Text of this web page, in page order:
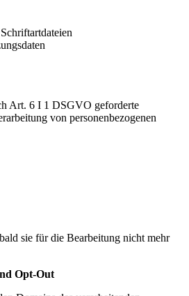
Art. 6 I 1 DSGVO geforderte
von personenbezogenen
sie für die Bearbeitung nicht mehr
Opt-Out